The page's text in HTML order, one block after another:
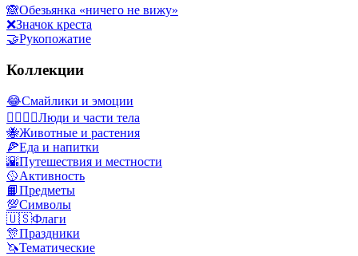
🙈Обезьянка «ничего не вижу»
❌Значок креста
🤝Рукопожатие
Коллекции
😂Смайлики и эмоции
👩‍❤️‍💋‍👨Люди и части тела
🐝Животные и растения
🍕Еда и напитки
🌇Путешествия и местности
🥎Активность
📙Предметы
💯Символы
🇺🇸Флаги
🎊Праздники
🦄Тематические